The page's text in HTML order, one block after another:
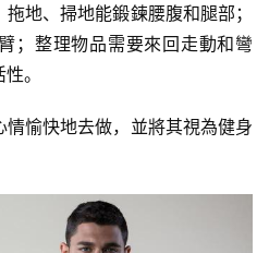
地、掃地能鍛鍊腰腹和腿部；
；整理物品需要來回走動和彎
。
愉快地去做，並將其視為健身